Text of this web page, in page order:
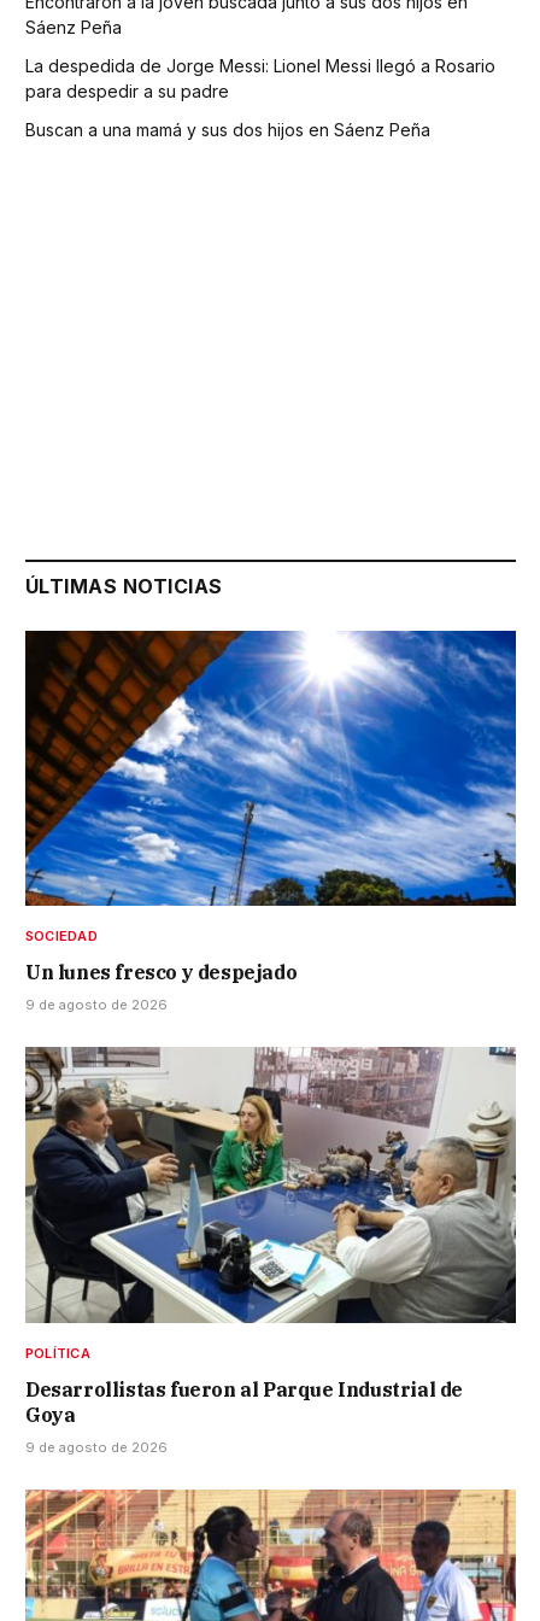
Sáenz Peña
La despedida de Jorge Messi: Lionel Messi llegó a Rosario
para despedir a su padre
Buscan a una mamá y sus dos hijos en Sáenz Peña
ÚLTIMAS NOTICIAS
SOCIEDAD
Un lunes fresco y despejado
9 de agosto de 2026
POLÍTICA
Desarrollistas fueron al Parque Industrial de
Goya
9 de agosto de 2026